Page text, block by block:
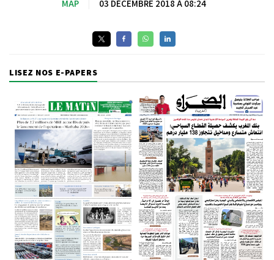
MAP 03 DÉCEMBRE 2018 À 08:24
LISEZ NOS E-PAPERS